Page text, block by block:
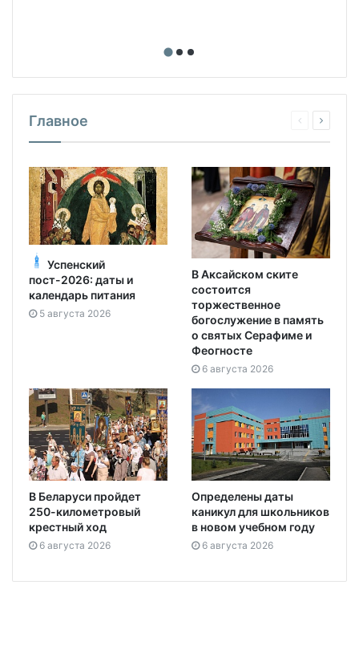
Главное
Успенский
пост-2026: даты и
календарь питания
5 августа 2026
В Аксайском ските
состоится
торжественное
богослужение в память
о святых Серафиме и
Феогносте
6 августа 2026
В Беларуси пройдет
250-километровый
крестный ход
6 августа 2026
Определены даты
каникул для школьников
в новом учебном году
6 августа 2026